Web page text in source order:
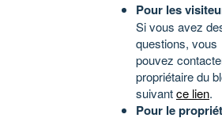
Pour les
Si vous avez
questions, vous
pouvez
propriétaire du
suivantce lien.
Pour le